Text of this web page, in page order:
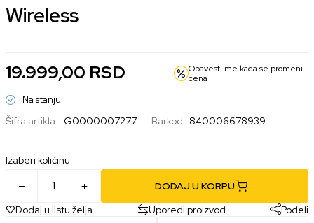
Wireless
19.999,00 RSD
Obavesti me kada se promeni
cena
Na stanju
Šifra artikla: G0000007277 Barkod: 840006678939
Izaberi količinu
DODAJ U KORPU
Dodaj u listu želja
Uporedi proizvod Podeli